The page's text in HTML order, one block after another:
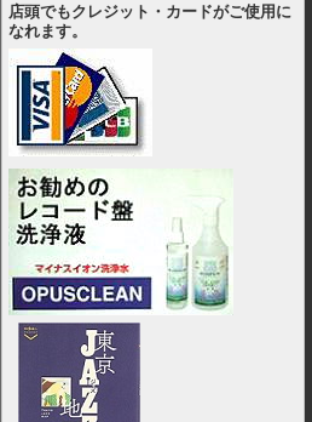
店頭でもクレジット・カードがご使用に
なれます。